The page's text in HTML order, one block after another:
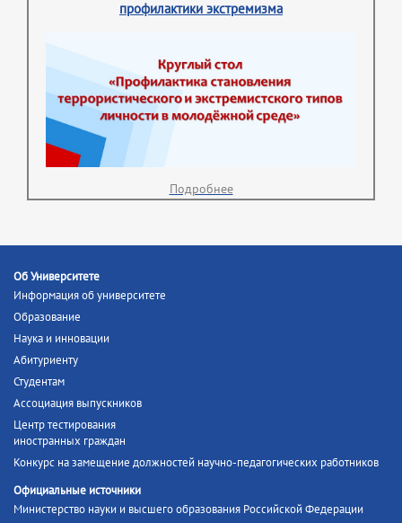
профилактики экстремизма
Подробнее
Об Университете
Информация об университете
Образование
Наука и инновации
Абитуриенту
Студентам
Ассоциация выпускников
Центр тестирования
иностранных граждан
Конкурс на замещение должностей научно-педагогических работников
Официальные источники
Министерство науки и высшего образования Российской Федерации